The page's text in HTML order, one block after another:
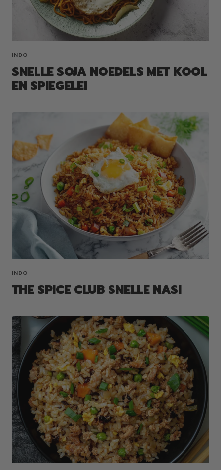
INDO
SNELLE SOJA NOEDELS MET KOOL
EN SPIEGELEI
INDO
THE SPICE CLUB SNELLE NASI